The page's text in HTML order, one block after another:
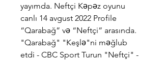
yayımda. Neftçi Kəpəz oyunu
canlı 14 avgust 2022 Profile
“Qarabağ” və “Neftçi” arasında.
"Qarabağ" "Keşlə"ni məğlub
etdi - CBC Sport Turun "Neftçi" -